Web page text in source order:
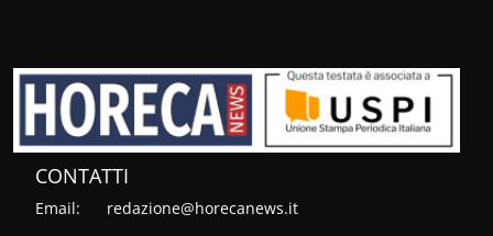
CONTATTI
Email: redazione@horecanews.it